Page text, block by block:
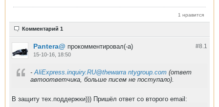
1 нравится
Комментарий 1
#8. 1
Pantera@ прокомментировал(-а)
15-10-16, 18:50
- AliExpress.inquiry.RU@thewarra ntygroup.com (ответ
автоответчика, больше писем не поступало).
В защиту тех.поддержки))) Пришёл ответ со второго email: